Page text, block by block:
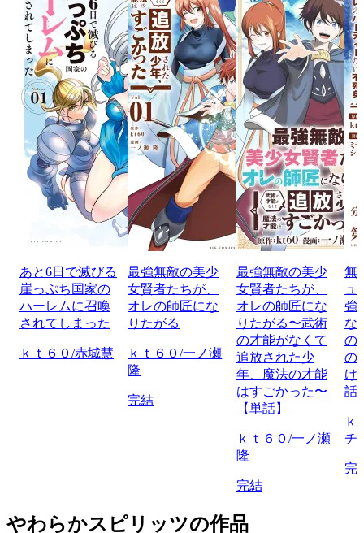
あと6日で滅びる
崖っぷち国家の
ハーレムに召喚
されてしまった
ｋｔ６０/赤城慧
最強無敵の美少
女賢者たちが、
オレの師匠にな
りたがる
ｋｔ６０/一ノ瀬
隆
完結
最強無敵の美少
女賢者たちが、
オレの師匠にな
りたがる〜武術
の才能がなくて
追放された少
年、魔法の才能
はすごかった〜
【単話】
ｋｔ６０/一ノ瀬
隆
完結
無
ュ
強
な
の
の
け
話
ｋ
チ
完
やわらかスピリッツの作品